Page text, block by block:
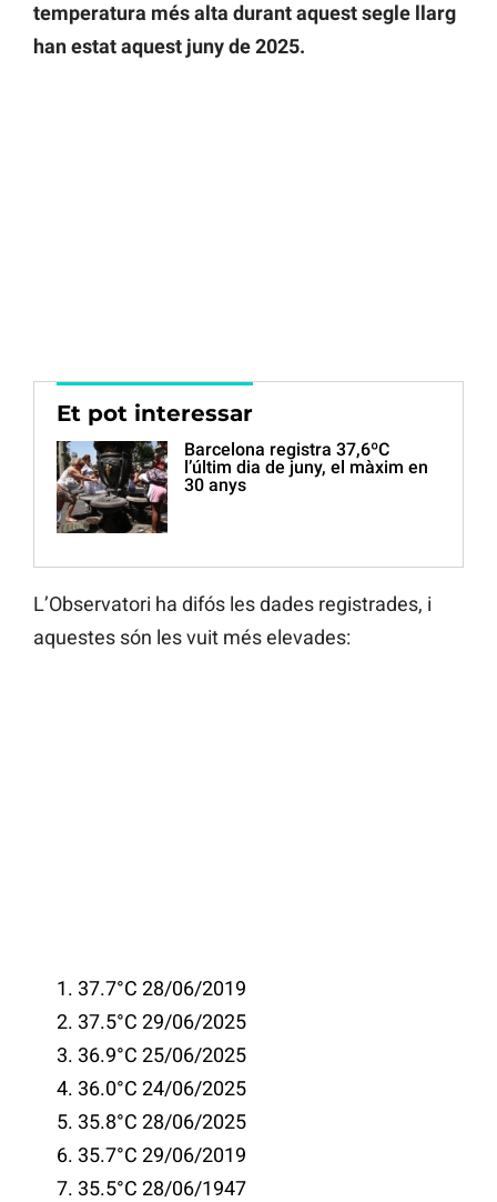
temperatura més alta durant aquest segle llarg
han estat aquest juny de 2025.
Et pot interessar
Barcelona registra 37,6ºC
l’últim dia de juny, el màxim en
30 anys
L’Observatori ha difós les dades registrades, i
aquestes són les vuit més elevades:
37.7°C 28/06/2019
37.5°C 29/06/2025
36.9°C 25/06/2025
36.0°C 24/06/2025
35.8°C 28/06/2025
35.7°C 29/06/2019
35.5°C 28/06/1947